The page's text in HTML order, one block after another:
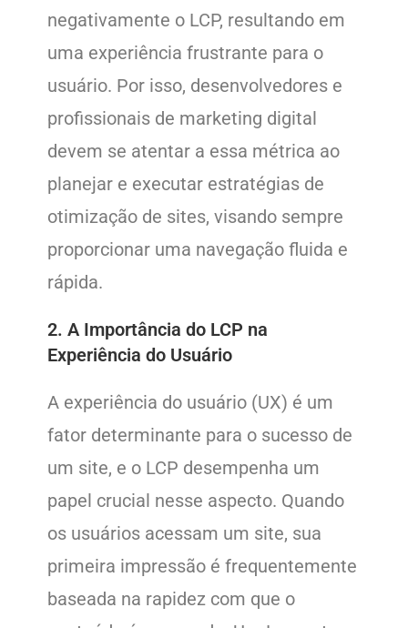
negativamente o LCP, resultando em
uma experiência frustrante para o
usuário. Por isso, desenvolvedores e
profissionais de marketing digital
devem se atentar a essa métrica ao
planejar e executar estratégias de
otimização de sites, visando sempre
proporcionar uma navegação fluida e
rápida.
2. A Importância do LCP na
Experiência do Usuário
A experiência do usuário (UX) é um
fator determinante para o sucesso de
um site, e o LCP desempenha um
papel crucial nesse aspecto. Quando
os usuários acessam um site, sua
primeira impressão é frequentemente
baseada na rapidez com que o